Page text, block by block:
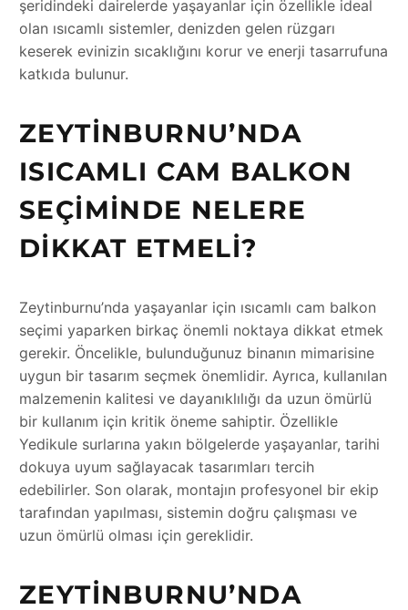
şeridindeki dairelerde yaşayanlar için özellikle ideal
olan ısıcamlı sistemler, denizden gelen rüzgarı
keserek evinizin sıcaklığını korur ve enerji tasarrufuna
katkıda bulunur.
ZEYTINBURNU’NDA
ISICAMLI CAM BALKON
SEÇIMINDE NELERE
DIKKAT ETMELI?
Zeytinburnu’nda yaşayanlar için ısıcamlı cam balkon
seçimi yaparken birkaç önemli noktaya dikkat etmek
gerekir. Öncelikle, bulunduğunuz binanın mimarisine
uygun bir tasarım seçmek önemlidir. Ayrıca, kullanılan
malzemenin kalitesi ve dayanıklılığı da uzun ömürlü
bir kullanım için kritik öneme sahiptir. Özellikle
Yedikule surlarına yakın bölgelerde yaşayanlar, tarihi
dokuya uyum sağlayacak tasarımları tercih
edebilirler. Son olarak, montajın profesyonel bir ekip
tarafından yapılması, sistemin doğru çalışması ve
uzun ömürlü olması için gereklidir.
ZEYTINBURNU’NDA